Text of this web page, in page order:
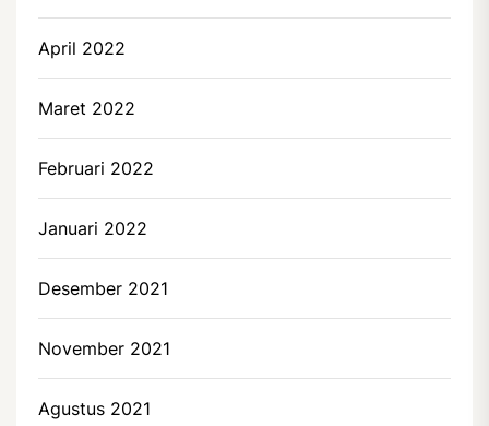
April 2022
Maret 2022
Februari 2022
Januari 2022
Desember 2021
November 2021
Agustus 2021